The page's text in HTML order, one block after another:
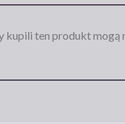
ten produkt mogą